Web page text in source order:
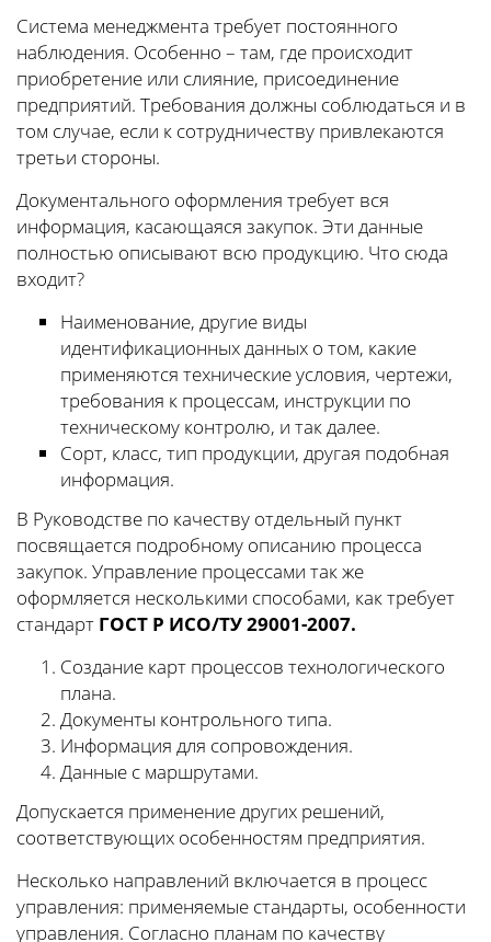
Система менеджмента требует постоянного
наблюдения. Особенно – там, где происходит
приобретение или слияние, присоединение
предприятий. Требования должны соблюдаться и в
том случае, если к сотрудничеству привлекаются
третьи стороны.
Документального оформления требует вся
информация, касающаяся закупок. Эти данные
полностью описывают всю продукцию. Что сюда
входит?
Наименование, другие виды
идентификационных данных о том, какие
применяются технические условия, чертежи,
требования к процессам, инструкции по
техническому контролю, и так далее.
Сорт, класс, тип продукции, другая подобная
информация.
В Руководстве по качеству отдельный пункт
посвящается подробному описанию процесса
закупок. Управление процессами так же
оформляется несколькими способами, как требует
стандарт ГОСТ Р ИСО/ТУ 29001-2007.
Создание карт процессов технологического
плана.
Документы контрольного типа.
Информация для сопровождения.
Данные с маршрутами.
Допускается применение других решений,
соответствующих особенностям предприятия.
Несколько направлений включается в процесс
управления: применяемые стандарты, особенности
управления. Согласно планам по качеству